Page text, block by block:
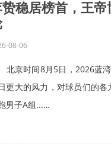
稳居榜首，王
08-06
京时间8月5日，2026蓝湾
更大的风力，对球员们的各
男子A组...…